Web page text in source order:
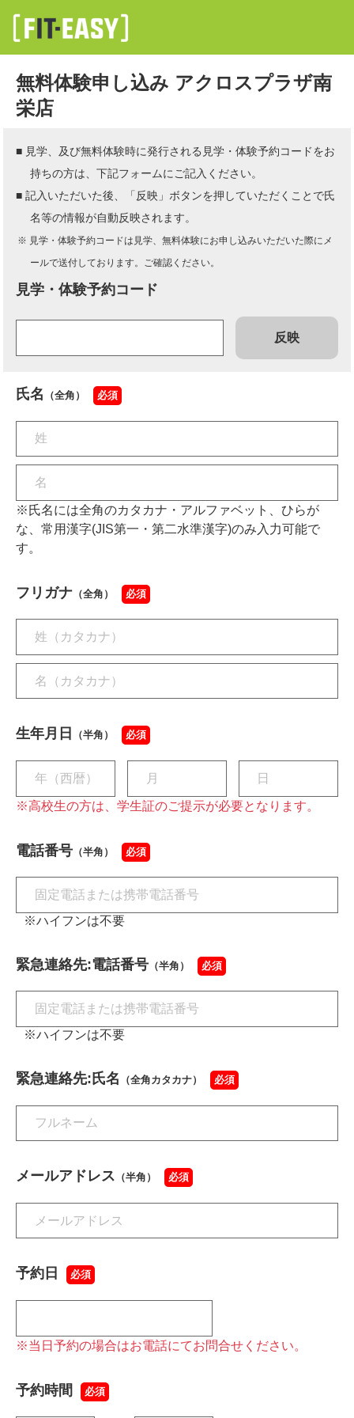
無料体験申し込み アクロスプラザ南
栄店
■ 見学、及び無料体験時に発行される見学・体験予約コードをお
持ちの方は、下記フォームにご記入ください。
■ 記入いただいた後、「反映」ボタンを押していただくことで氏
名等の情報が自動反映されます。
※ 見学・体験予約コードは見学、無料体験にお申し込みいただいた際にメ
ールで送付しております。ご確認ください。
見学・体験予約コード
反映
氏名 （全角） 必須
※氏名には全角のカタカナ・アルファベット、ひらが
な、常用漢字(JIS第一・第二水準漢字)のみ入力可能で
す。
フリガナ （全角） 必須
生年月日 （半角） 必須
※高校生の方は、学生証のご提示が必要となります。
電話番号 （半角） 必須
※ハイフンは不要
緊急連絡先:電話番号 （半角） 必須
※ハイフンは不要
緊急連絡先:氏名 （全角カタカナ） 必須
メールアドレス （半角） 必須
予約日 必須
※当日予約の場合はお電話にてお問合せください。
予約時間 必須